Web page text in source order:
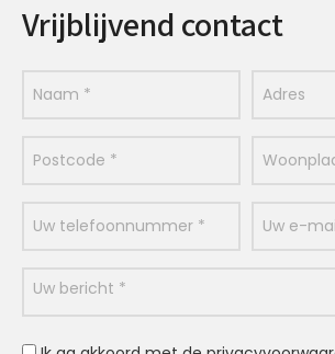
Vrijblijvend contact